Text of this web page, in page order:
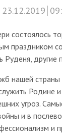
23.12.2019
состоялось
праздником
Руденя, другие
нашей
Родине
угроз.
и в
и